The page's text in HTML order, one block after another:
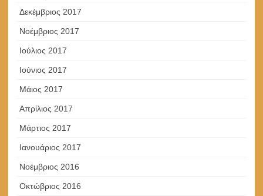
Δεκέμβριος 2017
Νοέμβριος 2017
Ιούλιος 2017
Ιούνιος 2017
Μάιος 2017
Απρίλιος 2017
Μάρτιος 2017
Ιανουάριος 2017
Νοέμβριος 2016
Οκτώβριος 2016